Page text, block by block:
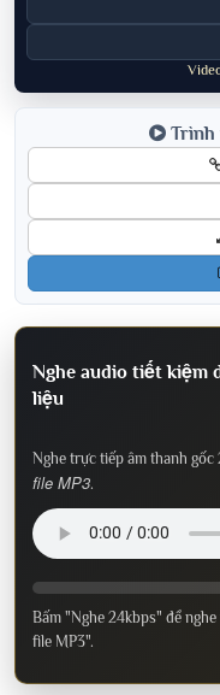
Trình
Nghe audio tiết kiệm
liệu
Nghe trực tiếp âm thanh
file MP3.
Bấm "Nghe 24kbps" để
file MP3".